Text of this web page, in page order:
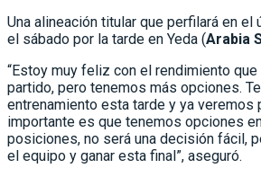
Una alineación titular que perfilará en el
el sábado por la tarde en Yeda (Arabia
“Estoy muy feliz con el rendimiento
partido, pero tenemos más opciones.
entrenamiento esta tarde y ya veremos
importante es que tenemos opciones
posiciones, no será una decisión fácil,
el equipo y ganar esta final”, aseguró.